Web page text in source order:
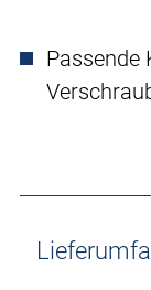
Passende